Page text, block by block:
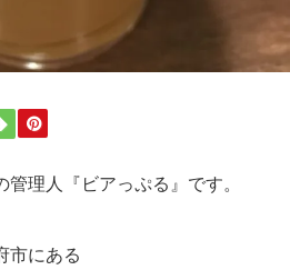
理人『ビアっぷる』です。
市にある